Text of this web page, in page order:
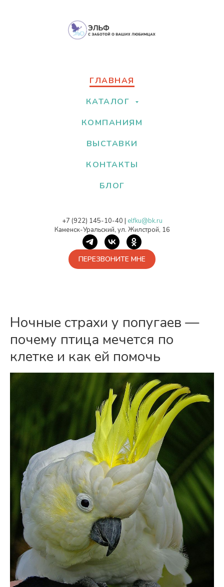
ГЛАВНАЯ
КАТАЛОГ
КОМПАНИЯМ
ВЫСТАВКИ
КОНТАКТЫ
БЛОГ
+7 (922) 145-10-40 | elfku@bk.ru
Каменск-Уральский, ул. Жилстрой, 16
ПЕРЕЗВОНИТЕ МНЕ
Ночные страхи у попугаев —
почему птица мечется по
клетке и как ей помочь